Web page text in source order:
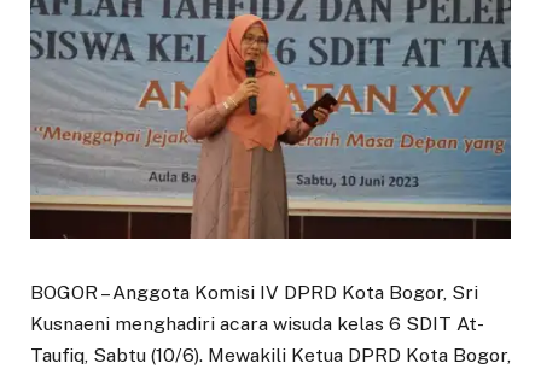
BOGOR – Anggota Komisi IV DPRD Kota Bogor, Sri
Kusnaeni menghadiri acara wisuda kelas 6 SDIT At-
Taufiq, Sabtu (10/6). Mewakili Ketua DPRD Kota Bogor,